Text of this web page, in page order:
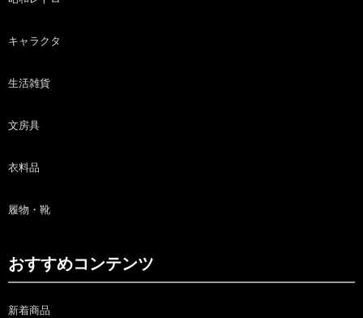
キャラクタ
生活雑貨
文房具
衣料品
履物・靴
おすすめコンテンツ
新着商品